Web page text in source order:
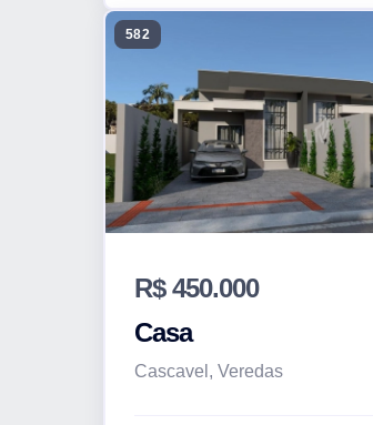
582
R$ 450.000
Casa
Cascavel, Veredas